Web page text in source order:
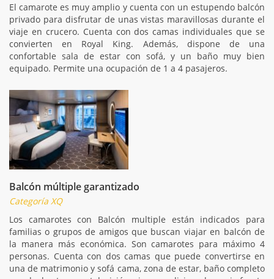
El camarote es muy amplio y cuenta con un estupendo balcón
privado para disfrutar de unas vistas maravillosas durante el
viaje en crucero. Cuenta con dos camas individuales que se
convierten en Royal King. Además, dispone de una
confortable sala de estar con sofá, y un baño muy bien
equipado. Permite una ocupación de 1 a 4 pasajeros.
Balcón múltiple garantizado
Categoría XQ
Los camarotes con Balcón multiple están indicados para
familias o grupos de amigos que buscan viajar en balcón de
la manera más económica. Son camarotes para máximo 4
personas. Cuenta con dos camas que puede convertirse en
una de matrimonio y sofá cama, zona de estar, baño completo